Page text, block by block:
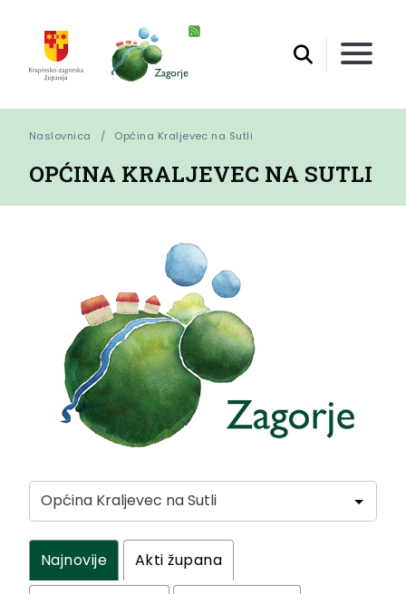
Naslovnica Općina Kraljevec na Sutli
OPĆINA KRALJEVEC NA SUTLI
Najnovije Akti župana